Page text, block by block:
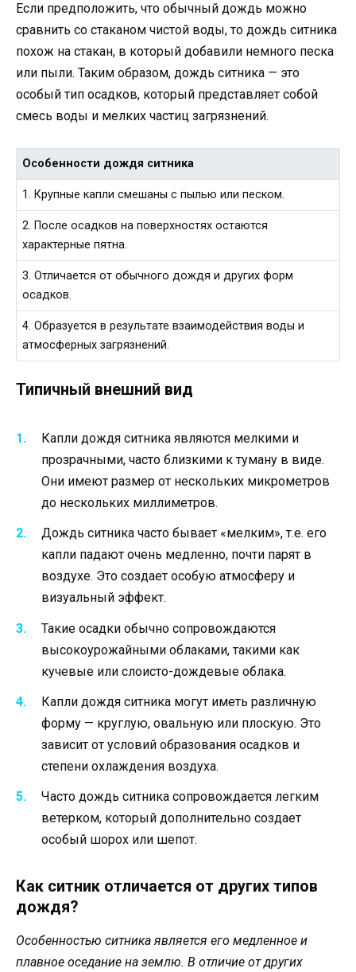
Если предположить, что обычный дождь можно
сравнить со стаканом чистой воды, то дождь ситника
похож на стакан, в который добавили немного песка
или пыли. Таким образом, дождь ситника — это
особый тип осадков, который представляет собой
смесь воды и мелких частиц загрязнений.
Особенности дождя ситника
1. Крупные капли смешаны с пылью или песком.
2. После осадков на поверхностях остаются
характерные пятна.
3. Отличается от обычного дождя и других форм
осадков.
4. Образуется в результате взаимодействия воды и
атмосферных загрязнений.
Типичный внешний вид
Капли дождя ситника являются мелкими и
прозрачными, часто близкими к туману в виде.
Они имеют размер от нескольких микрометров
до нескольких миллиметров.
Дождь ситника часто бывает «мелким», т.е. его
капли падают очень медленно, почти парят в
воздухе. Это создает особую атмосферу и
визуальный эффект.
Такие осадки обычно сопровождаются
высокоурожайными облаками, такими как
кучевые или слоисто-дождевые облака.
Капли дождя ситника могут иметь различную
форму — круглую, овальную или плоскую. Это
зависит от условий образования осадков и
степени охлаждения воздуха.
Часто дождь ситника сопровождается легким
ветерком, который дополнительно создает
особый шорох или шепот.
Как ситник отличается от других типов
дождя?
Особенностью ситника является его медленное и
плавное оседание на землю. В отличие от других